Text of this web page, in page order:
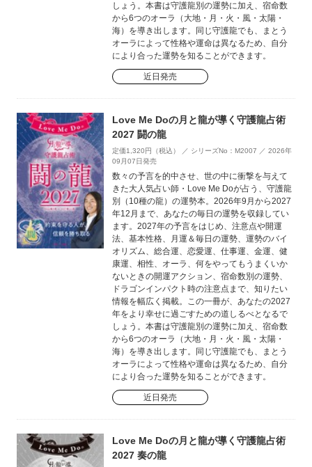
しょう。本書は守護龍別の運勢に加え、宿命数
から6つのオーラ（大地・月・火・風・太陽・
海）を導き出します。同じ守護龍でも、まとう
オーラによって性格や運命は異なるため、自分
により合った運勢を知ることができます。
近日発売
Love Me Doの月と龍が導く守護龍占術
2027 闘の龍
定価1,320円（税込） ／ シリーズNo：M2007 ／ 2026年
09月07日発売
数々の予言を的中させ、世の中に衝撃を与えて
きた大人気占い師・Love Me Doが占う、守護龍
別（10種の龍）の運勢本。2026年9月から2027
年12月まで、あなたの毎日の運勢を収録してい
ます。2027年の予言をはじめ、注意点や開運
法、基本性格、月運＆毎日の運勢、運勢のバイ
オリズム、総合運、恋愛運、仕事運、金運、健
康運、相性、オーラ、何をやってもうまくいか
ないときの開運アクション、宿命数別の運勢、
ドラゴンインパクト時の注意点まで、知りたい
情報を幅広く掲載。この一冊が、あなたの2027
年をより幸せに過ごすための道しるべとなるで
しょう。本書は守護龍別の運勢に加え、宿命数
から6つのオーラ（大地・月・火・風・太陽・
海）を導き出します。同じ守護龍でも、まとう
オーラによって性格や運命は異なるため、自分
により合った運勢を知ることができます。
近日発売
Love Me Doの月と龍が導く守護龍占術
2027 奏の龍